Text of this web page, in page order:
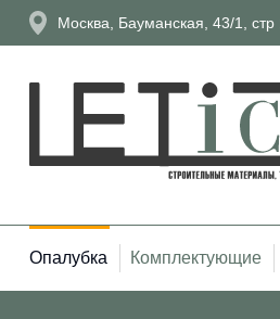
Москва, Бауманская, 43/1,
Опалубка Комплектующие